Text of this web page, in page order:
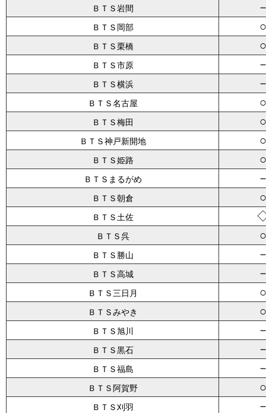
ＢＴＳ岩間
ＢＴＳ岡部 ○
ＢＴＳ栗橋 ○
ＢＴＳ市原
ＢＴＳ横浜
ＢＴＳ名古屋 ○
ＢＴＳ梅田 ○
ＢＴＳ神戸新開地 ○
ＢＴＳ姫路 ○
ＢＴＳまるがめ
ＢＴＳ朝倉 ○
ＢＴＳ土佐
ＢＴＳ呉 ○
ＢＴＳ勝山
ＢＴＳ高城
ＢＴＳ三日月 ○
ＢＴＳみやき ○
ＢＴＳ旭川
ＢＴＳ黒石
ＢＴＳ福島
ＢＴＳ阿賀野 ○
ＢＴＳ刈羽